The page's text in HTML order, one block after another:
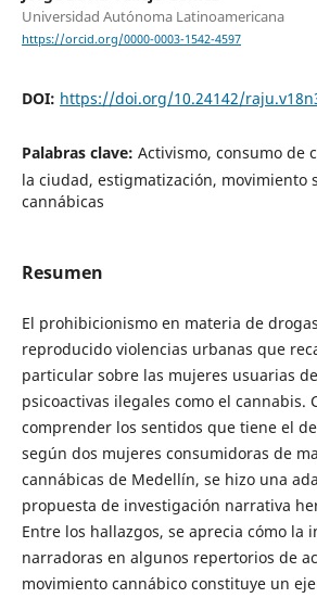
Universidad Autónoma Latinoamericana
https://orcid.org/0000-0003-1542-4597
DOI: https://doi.org/10.24142/
Palabras clave: Activismo, consumo de
la ciudad, estigmatización, movimiento
cannábicas
Resumen
El prohibicionismo en materia de
reproducido violencias urbanas que
particular sobre las mujeres usuarias
psicoactivas ilegales como el cannabis.
comprender los sentidos que tiene el
según dos mujeres consumidoras de
cannábicas de Medellín, se hizo una
propuesta de investigación narrativa
Entre los hallazgos, se aprecia cómo la
narradoras en algunos repertorios de
movimiento cannábico constituye un